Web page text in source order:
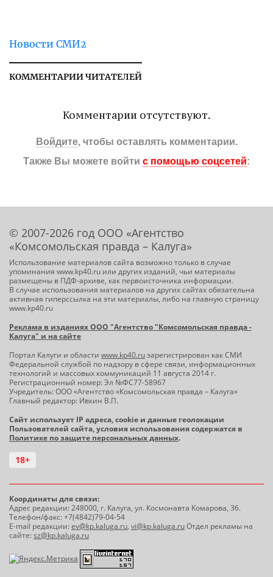
Новости СМИ2
КОММЕНТАРИИ ЧИТАТЕЛЕЙ
Комментарии отсутствуют.
Войдите, чтобы оставлять комментарии.
Также Вы можете войти с помощью соцсетей:
© 2007-2026 год ООО «Агентство
«Комсомольская правда – Калуга»
Использование материалов сайта возможно только в случае
упоминания www.kp40.ru или других изданий, чьи материалы
размещены в ПДФ-архиве, как первоисточника информации.
В случае использования материалов на других сайтах обязательна
активная гиперссылка на эти материалы, либо на главную страницу
www.kp40.ru
Реклама в изданиях ООО "Агентство "Комсомольская правда -
Калуга" и на сайте
Портал Калуги и области www.kp40.ruзарегистрирован как СМИ
Федеральной службой по надзору в сфере связи, информационных
технологий и массовых коммуникаций 11 августа 2014 г.
Регистрационный номер: Эл №ФС77-58967
Учредитель: ООО «Агентство «Комсомольская правда – Калуга»
Главный редактор: Ивкин В.П.
Сайт использует IP адреса, cookie и данные геолокации
Пользователей сайта, условия использования содержатся в
Политике по защите персональных данных.
18+
Координаты для связи:
Адрес редакции: 248000, г. Калуга, ул. Космонавта Комарова, 36.
Телефон/факс: +7(4842)79-04-54
E-mail редакции:ev@kp.kaluga.ru, vi@kp.kaluga.ruОтдел рекламы на
сайте:sz@kp.kaluga.ru